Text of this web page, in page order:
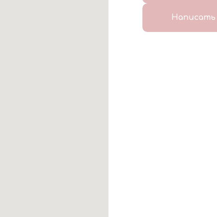
Написать